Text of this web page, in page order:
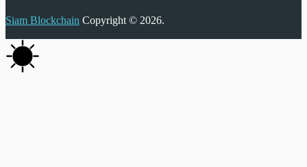
Siam Blockchain Copyright © 2026.